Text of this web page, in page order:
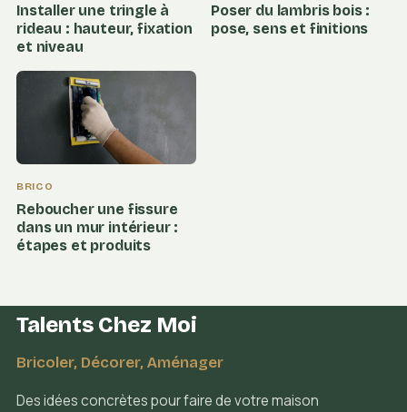
Installer une tringle à
rideau : hauteur, fixation
et niveau
Poser du lambris bois :
pose, sens et finitions
BRICO
Reboucher une fissure
dans un mur intérieur :
étapes et produits
Talents Chez Moi
Bricoler, Décorer, Aménager
Des idées concrètes pour faire de votre maison